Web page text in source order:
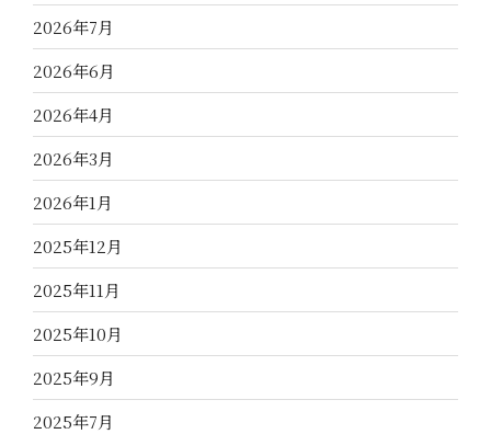
2026年7月
2026年6月
2026年4月
2026年3月
2026年1月
2025年12月
2025年11月
2025年10月
2025年9月
2025年7月